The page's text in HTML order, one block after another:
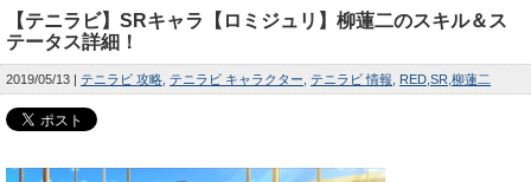
【テニラビ】SRキャラ【ロミジュリ】柳蓮二のスキル＆ス
テータス詳細！
2019/05/13 テニラビ 攻略 テニラビ キャラクター テニラビ 情報 RED SR 柳蓮二